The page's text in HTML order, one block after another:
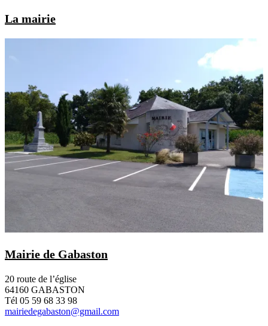
La mairie
Mairie de Gabaston
20 route de l’église
64160 GABASTON
Tél 05 59 68 33 98
mairiedegabaston@gmail.com